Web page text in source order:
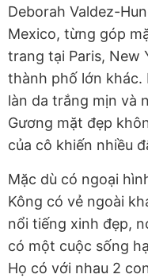
Deborah Valdez-
Mexico, từng góp
trang tại Paris, New
thành phố lớn khác.
làn da trắng mịn và
Gương mặt đẹp
của cô khiến nhiều
Mặc dù có ngoại
Kông có vẻ ngoài
nổi tiếng xinh đẹp,
có một cuộc sống
Họ có với nhau 2